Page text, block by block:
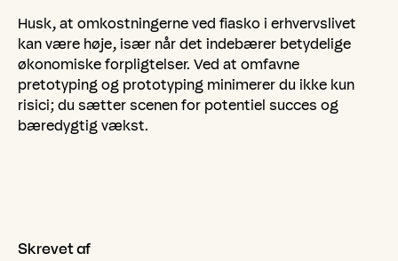
Husk, at omkostningerne ved fiasko i erhvervslivet
kan være høje, især når det indebærer betydelige
økonomiske forpligtelser. Ved at omfavne
pretotyping og prototyping minimerer du ikke kun
risici; du sætter scenen for potentiel succes og
bæredygtig vækst.
Skrevet af